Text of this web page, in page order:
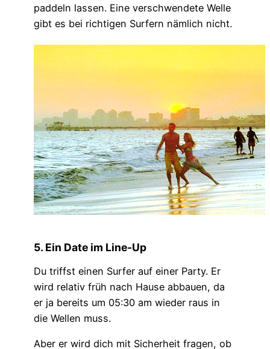
paddeln lassen. Eine verschwendete Welle
gibt es bei richtigen Surfern nämlich nicht.
5. Ein Date im Line-Up
Du triffst einen Surfer auf einer Party. Er
wird relativ früh nach Hause abbauen, da
er ja bereits um 05:30 am wieder raus in
die Wellen muss.
Aber er wird dich mit Sicherheit fragen, ob